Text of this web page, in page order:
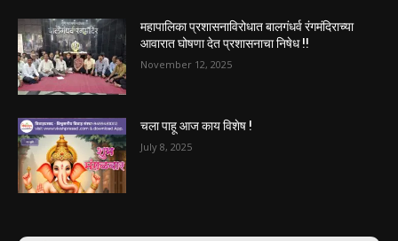
महापालिका प्रशासनाविरोधात बालगंधर्व रंगमंदिराच्या
आवारात घोषणा देत प्रशासनाचा निषेध !!
November 12, 2025
चला पाहू आज काय विशेष !
July 8, 2025